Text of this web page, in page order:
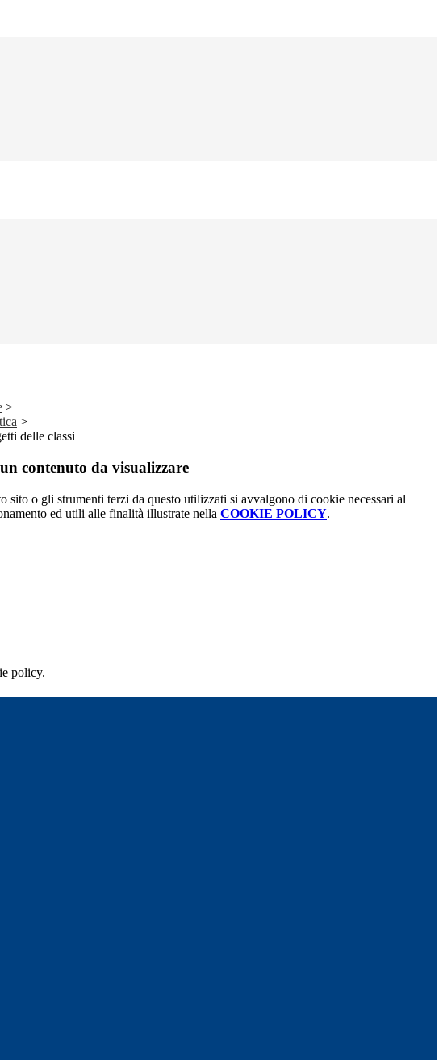
>
>
delle classi
contenuto da visualizzare
sito o gli strumenti terzi da questo utilizzati si avvalgono di cookie necessari al
ed utili alle finalità illustrate nella COOKIE POLICY.
policy.